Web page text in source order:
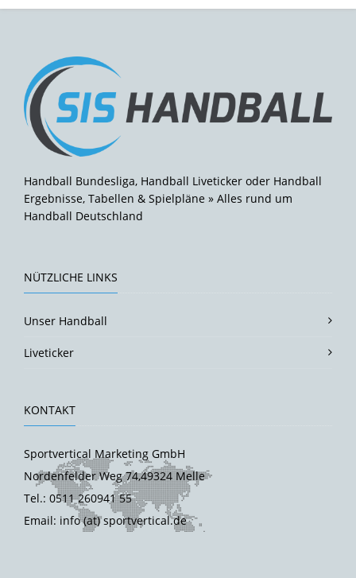
Handball Bundesliga, Handball Liveticker oder Handball
Ergebnisse, Tabellen & Spielpläne » Alles rund um
Handball Deutschland
NÜTZLICHE LINKS
Unser Handball
Liveticker
KONTAKT
Sportvertical Marketing GmbH
Nordenfelder Weg 74,49324 Melle
Tel.: 0511 260941 55
Email: info (at) sportvertical.de